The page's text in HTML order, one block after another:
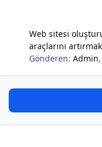
Web sitesi
araçlarını
Gönderen:Admin